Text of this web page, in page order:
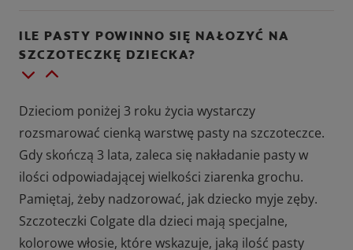
ILE PASTY POWINNO SIĘ NAŁOZYĆ NA
SZCZOTECZKĘ DZIECKA?
Dzieciom poniżej 3 roku życia wystarczy
rozsmarować cienką warstwę pasty na szczoteczce.
Gdy skończą 3 lata, zaleca się nakładanie pasty w
ilości odpowiadającej wielkości ziarenka grochu.
Pamiętaj, żeby nadzorować, jak dziecko myje zęby.
Szczoteczki Colgate dla dzieci mają specjalne,
kolorowe włosie, które wskazuje, jaką ilość pasty